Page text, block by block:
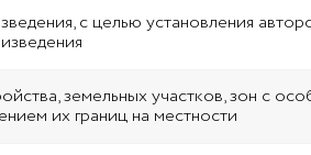
с целью установления
земельных участков, зон с
их границ на местности